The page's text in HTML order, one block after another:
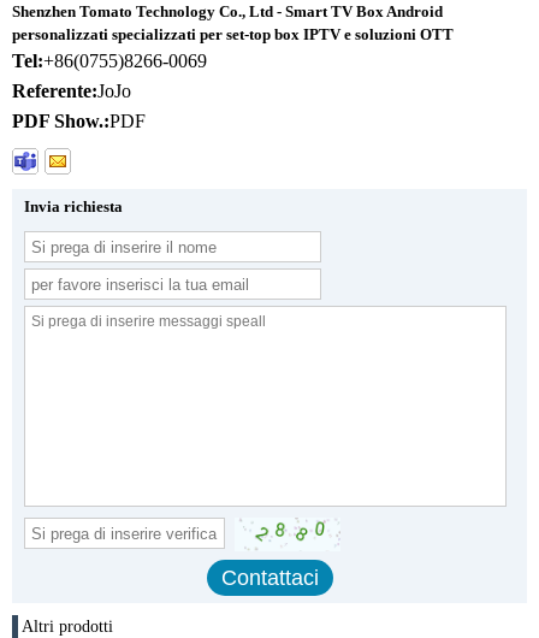
Shenzhen Tomato Technology Co., Ltd - Smart TV Box Android
personalizzati specializzati per set-top box IPTV e soluzioni OTT
Tel:+86(0755)8266-0069
Referente:JoJo
PDF Show.:PDF
Invia richiesta
Altri prodotti